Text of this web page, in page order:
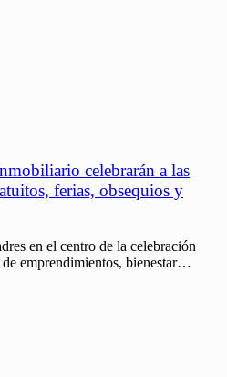
celebrarán a las
ferias, obsequios y
en el centro de la celebración
emprendimientos, bienestar…